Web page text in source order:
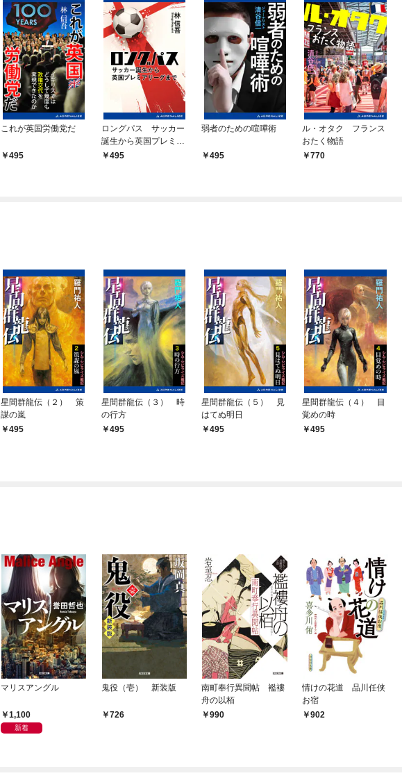
これが英国労働党だ
495
ロングパス サッカー
誕生から英国プレミア
リーグまで
495
弱者のための喧嘩術
495
ル・オタク フランス
おたく物語
770
星間群龍伝（２） 策
謀の嵐
495
星間群龍伝（３） 時
の行方
495
星間群龍伝（５） 見
はてぬ明日
495
星間群龍伝（４） 目
覚めの時
495
マリスアングル
1,100
新着
鬼役（壱） 新装版
726
南町奉行異聞帖 襤褸
舟の以栢
990
情けの花道 品川任侠
お宿
902